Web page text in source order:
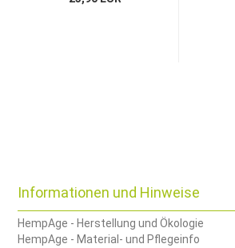
Informationen und Hinweise
HempAge - Herstellung und Ökologie
HempAge - Material- und Pflegeinfo